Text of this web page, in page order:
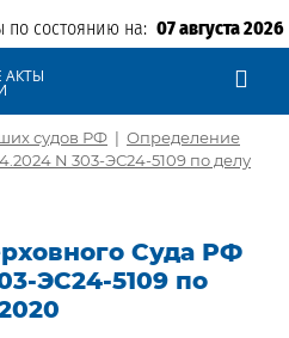
по состоянию на: 07 августа 2026
АКТЫ
судов РФ | Определение
N 303-ЭС24-5109 по делу
Суда РФ
ЭС24-5109 по